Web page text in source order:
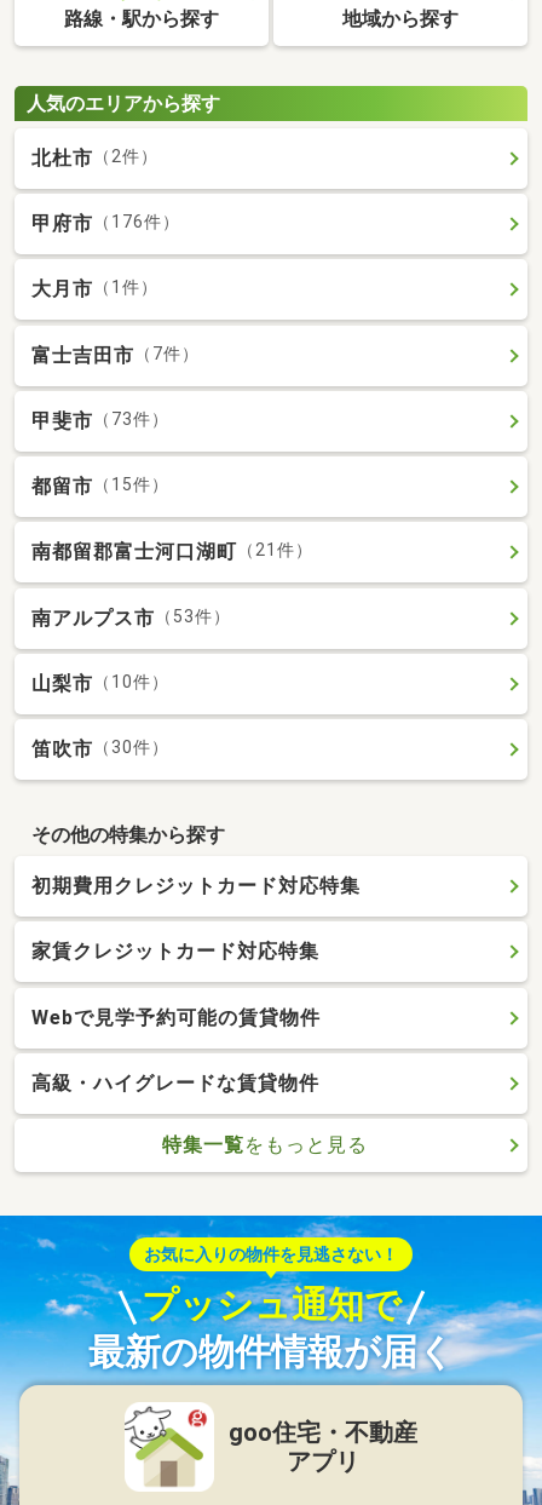
路線・駅から探す 地域から探す
人気のエリアから探す
北杜市 （2件）
甲府市 （176件）
大月市 （1件）
富士吉田市 （7件）
甲斐市 （73件）
都留市 （15件）
南都留郡富士河口湖町 （21件）
南アルプス市 （53件）
山梨市 （10件）
笛吹市 （30件）
その他の特集から探す
初期費用クレジットカード対応特集
家賃クレジットカード対応特集
Webで見学予約可能の賃貸物件
高級・ハイグレードな賃貸物件
特集一覧をもっと見る
お気に入りの物件を見逃さない！
プッシュ通知で
最新の物件情報が届く
goo住宅・不動産
アプリ